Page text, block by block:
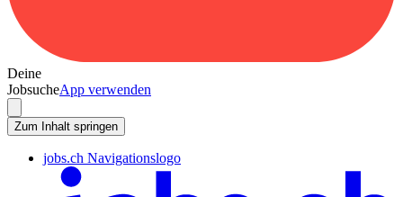
Deine
JobsucheApp verwenden
Zum Inhalt springen
jobs.ch Navigationslogo